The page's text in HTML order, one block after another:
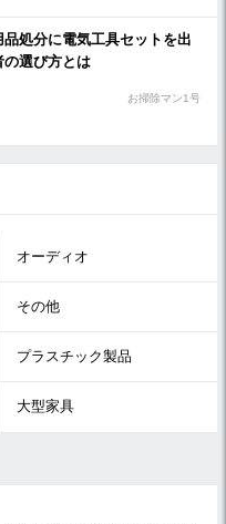
品処分に電気工具セットを出
の選び方とは
お掃除マン1号
オーディオ
その他
プラスチック製品
大型家具